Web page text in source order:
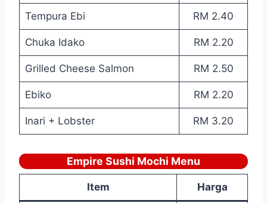
Tempura Ebi RM 2.40
Chuka Idako RM 2.20
Grilled Cheese Salmon RM 2.50
Ebiko RM 2.20
Inari + Lobster RM 3.20
Empire Sushi Mochi Menu
Item Harga